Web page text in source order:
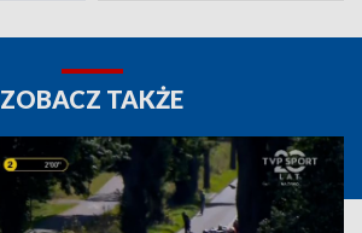
ZOBACZ TAKŻE